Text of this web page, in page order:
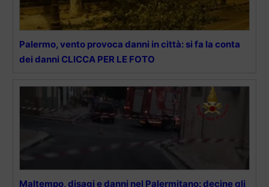
Palermo, vento provoca danni in città: si fa la conta
dei danni CLICCA PER LE FOTO
Maltempo, disagi e danni nel Palermitano: decine gli